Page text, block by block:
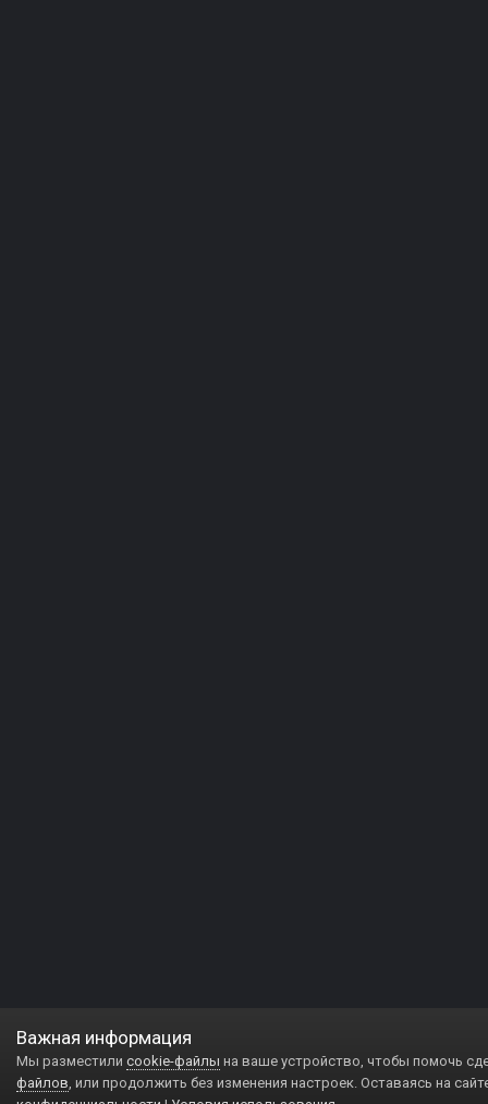
Важная информация
Мы разместили cookie-файлы на ваше устройство, чтобы помочь
файлов, или продолжить без изменения настроек. Оставаясь на